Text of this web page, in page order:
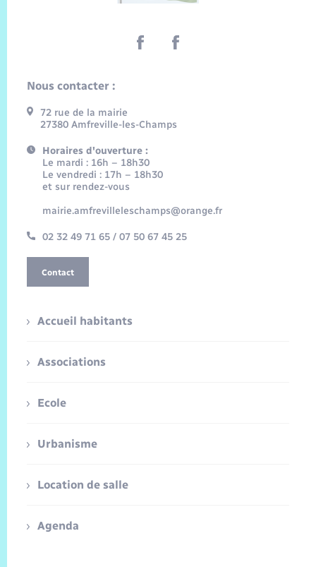
Nous contacter :
72 rue de la mairie
27380 Amfreville-les-Champs
Horaires d'ouverture :
Le mardi : 16h – 18h30
Le vendredi : 17h – 18h30
et sur rendez-vous
mairie.amfrevilleleschamps@orange.fr
02 32 49 71 65 / 07 50 67 45 25
Contact
Accueil habitants
Associations
Ecole
Urbanisme
Location de salle
Agenda